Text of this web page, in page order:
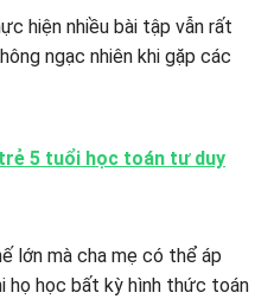
hiện nhiều bài tập vẫn rất
ngạc nhiên khi gặp các
5 tuổi học toán tư duy
lớn mà cha mẹ có thể áp
họ học bất kỳ hình thức toán